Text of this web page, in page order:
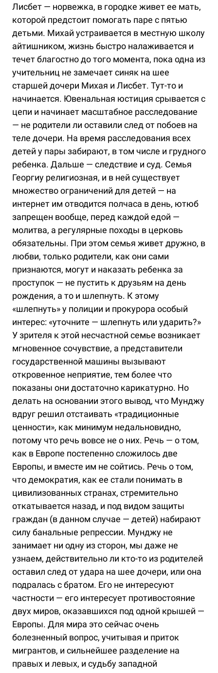
Лисбет — норвежка, в городке живет ее мать,
которой предстоит помогать паре с пятью
детьми. Михай устраивается в местную школу
айтишником, жизнь быстро налаживается и
течет благостно до того момента, пока одна из
учительниц не замечает синяк на шее
старшей дочери Михая и Лисбет. Тут-то и
начинается. Ювенальная юстиция срывается с
цепи и начинает масштабное расследование
— не родители ли оставили след от побоев на
теле дочери. На время расследования всех
детей у пары забирают, в том числе и грудного
ребенка. Дальше — следствие и суд. Семья
Георгиу религиозная, и в ней существует
множество ограничений для детей — на
интернет им отводится полчаса в день, ютюб
запрещен вообще, перед каждой едой —
молитва, а регулярные походы в церковь
обязательны. При этом семья живет дружно, в
любви, только родители, как они сами
признаются, могут и наказать ребенка за
проступок — не пустить к друзьям на день
рождения, а то и шлепнуть. К этому
«шлепнуть» у полиции и прокурора особый
интерес: «уточните — шлепнуть или ударить?»
У зрителя к этой несчастной семье возникает
мгновенное сочувствие, а представители
государственной машины вызывают
откровенное неприятие, тем более что
показаны они достаточно карикатурно. Но
делать на основании этого вывод, что Мунджу
вдруг решил отстаивать «традиционные
ценности», как минимум недальновидно,
потому что речь вовсе не о них. Речь — о том,
как в Европе постепенно сложилось две
Европы, и вместе им не сойтись. Речь о том,
что демократия, как ее стали понимать в
цивилизованных странах, стремительно
откатывается назад, и под видом защиты
граждан (в данном случае — детей) набирают
силу банальные репрессии. Мунджу не
занимает ни одну из сторон, мы даже не
узнаем, действительно ли кто-то из родителей
оставил след от удара на шее дочери, или она
подралась с братом. Его не интересуют
частности — его интересует противостояние
двух миров, оказавшихся под одной крышей —
Европы. Для мира это сейчас очень
болезненный вопрос, учитывая и приток
мигрантов, и сильнейшее разделение на
правых и левых, и судьбу западной